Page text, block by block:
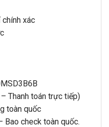
xác
– Thanh toán trực tiếp)
toàn quốc
Bao check toàn quốc.